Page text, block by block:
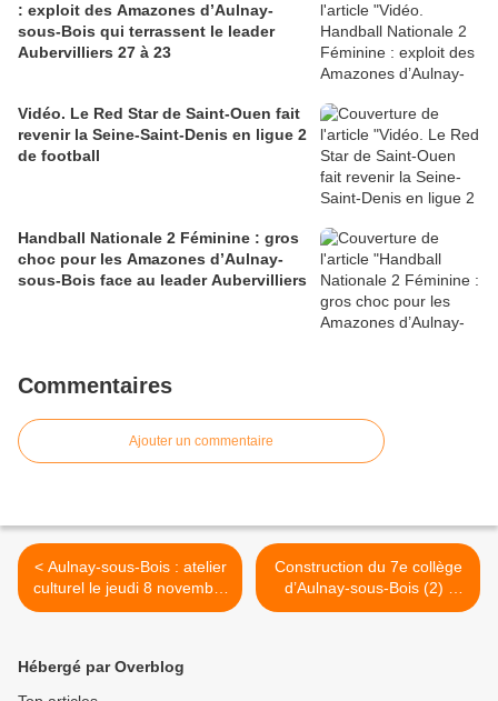
: exploit des Amazones d’Aulnay-
sous-Bois qui terrassent le leader
Aubervilliers 27 à 23
Vidéo. Le Red Star de Saint-Ouen fait
revenir la Seine-Saint-Denis en ligue 2
de football
Handball Nationale 2 Féminine : gros
choc pour les Amazones d’Aulnay-
sous-Bois face au leader Aubervilliers
Commentaires
Ajouter un commentaire
< Aulnay-sous-Bois : atelier
culturel le jeudi 8 novembre
à la bibliothèque Dumont
Construction du 7e collège
d’Aulnay-sous-Bois (2) :
présentation vidéo du projet
Hébergé par Overblog